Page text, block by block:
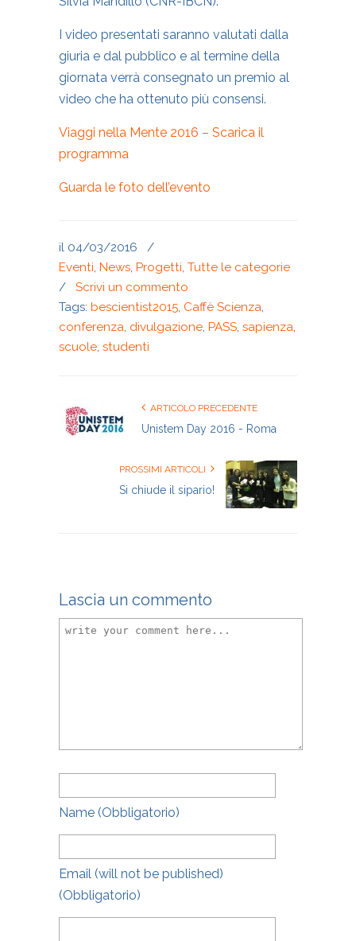
I video presentati saranno valutati dalla
giuria e dal pubblico e al termine della
giornata verrà consegnato un premio al
video che ha ottenuto più consensi.
Viaggi nella Mente 2016 – Scarica il
programma
Guarda le foto dell’evento
il 04/03/2016
/
Eventi, News, Progetti, Tutte le categorie
/ Scrivi un commento
Tags: bescientist2015, Caffè Scienza,
conferenza, divulgazione, PASS, sapienza,
scuole, studenti
ARTICOLO PRECEDENTE
Unistem Day 2016 - Roma
PROSSIMI ARTICOLI
Si chiude il sipario!
Lascia un commento
Name (obbligatorio)
Email (will not be published)
(obbligatorio)